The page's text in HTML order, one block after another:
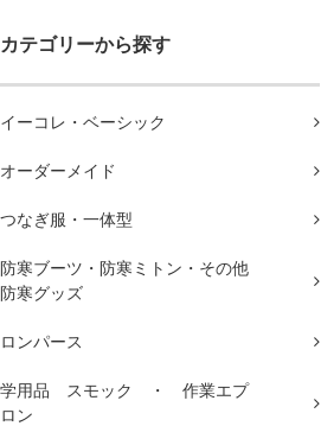
カテゴリーから探す
イーコレ・ベーシック
オーダーメイド
つなぎ服・一体型
防寒ブーツ・防寒ミトン・その他
防寒グッズ
ロンパース
学用品 スモック ・ 作業エプ
ロン